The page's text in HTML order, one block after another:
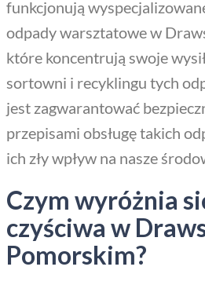
funkcjonują
odpady warsztatowe w
które koncentrują swoje
sortowni i recyklingu tych
jest zagwarantować
przepisami obsługę takich
ich zły wpływ na nasze
Czym wyróżnia
czyściwa w
Pomorskim?